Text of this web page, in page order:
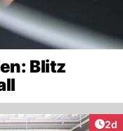
Blitz
2d